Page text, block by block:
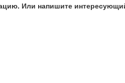
Или напишите